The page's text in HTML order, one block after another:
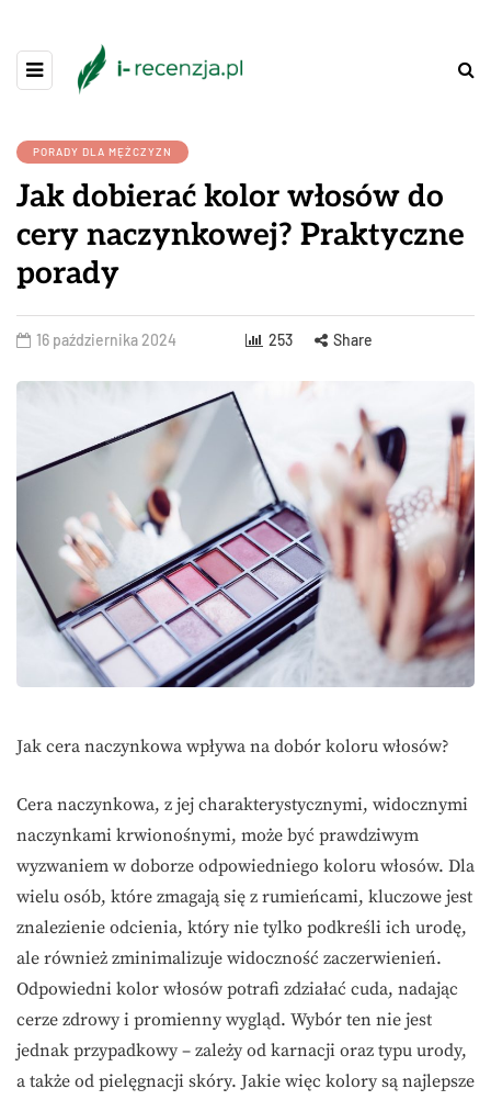
PORADY DLA MĘŻCZYZN
Jak dobierać kolor włosów do
cery naczynkowej? Praktyczne
porady
16 października 2024 253 Share
Jak cera naczynkowa wpływa na dobór koloru włosów?
Cera naczynkowa, z jej charakterystycznymi, widocznymi
naczynkami krwionośnymi, może być prawdziwym
wyzwaniem w doborze odpowiedniego koloru włosów. Dla
wielu osób, które zmagają się z rumieńcami, kluczowe jest
znalezienie odcienia, który nie tylko podkreśli ich urodę,
ale również zminimalizuje widoczność zaczerwienień.
Odpowiedni kolor włosów potrafi zdziałać cuda, nadając
cerze zdrowy i promienny wygląd. Wybór ten nie jest
jednak przypadkowy – zależy od karnacji oraz typu urody,
a także od pielęgnacji skóry. Jakie więc kolory są najlepsze